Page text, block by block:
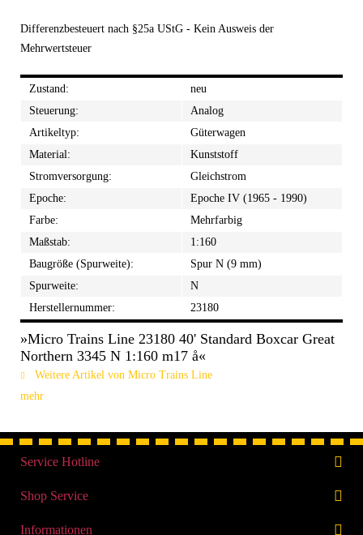
Differenzbesteuert nach §25a UStG - Kein Ausweis der
Mehrwertsteuer
Zustand:
neu
Steuerung:
Analog
Artikeltyp:
Güterwagen
Material:
Kunststoff
Stromversorgung:
Gleichstrom
Epoche:
Epoche IV (1965 - 1990)
Farbe:
Mehrfarbig
Maßstab:
1:160
Baugröße (Spurweite):
Spur N (9 mm)
Spurweite:
N
Herstellernummer:
23180
»Micro Trains Line 23180 40' Standard Boxcar Great
Northern 3345 N 1:160 m17 å«
Weitere Artikel von Micro Trains Line
mehr
Service Hotline
Shop Service
Informationen